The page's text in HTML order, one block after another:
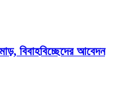
বিবাহবিচ্ছেদের আবেদন